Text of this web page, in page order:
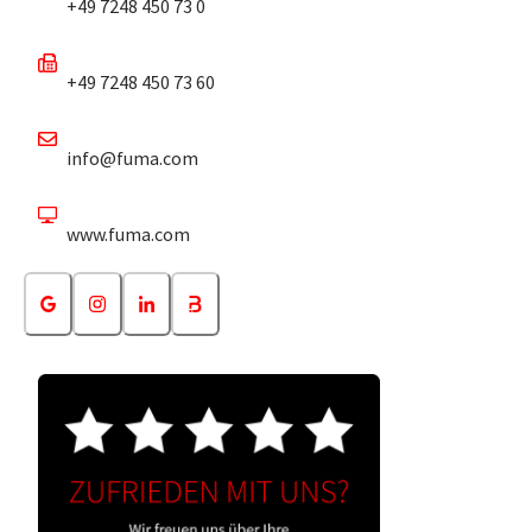
+49 7248 450 73 0
+49 7248 450 73 60
info@fuma.com
www.fuma.com